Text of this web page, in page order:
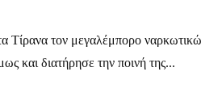
Τίρανα τον μεγαλέμπορο
και διατήρησε την ποινή της...